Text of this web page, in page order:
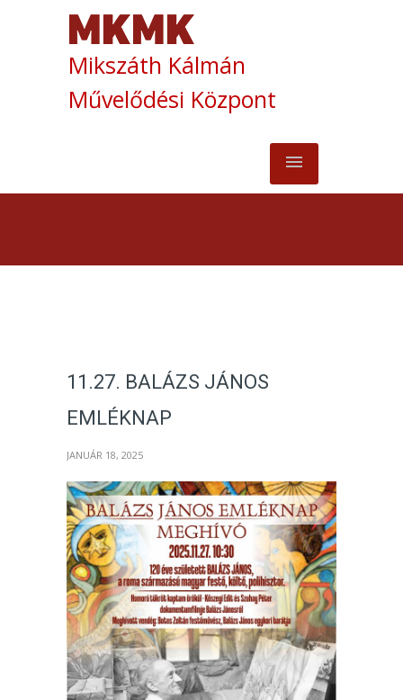
Mikszáth Kálmán
Művelődési Központ
11.27. BALÁZS JÁNOS
EMLÉKNAP
JANUÁR 18, 2025